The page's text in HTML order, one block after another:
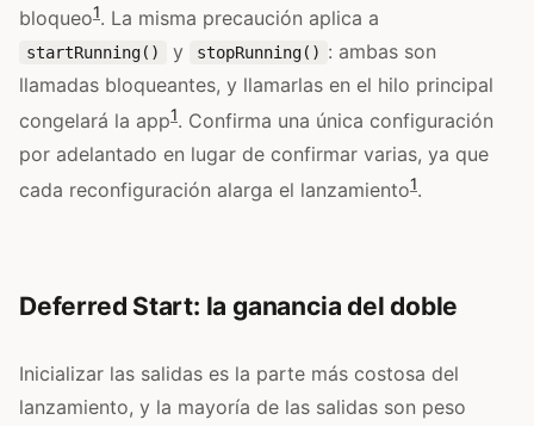
bloqueo1. La misma precaución aplica a
startRunning() y stopRunning() : ambas son
llamadas bloqueantes, y llamarlas en el hilo principal
congelará la app1. Confirma una única configuración
por adelantado en lugar de confirmar varias, ya que
cada reconfiguración alarga el lanzamiento1.
Deferred Start: la ganancia del doble
Inicializar las salidas es la parte más costosa del
lanzamiento, y la mayoría de las salidas son peso